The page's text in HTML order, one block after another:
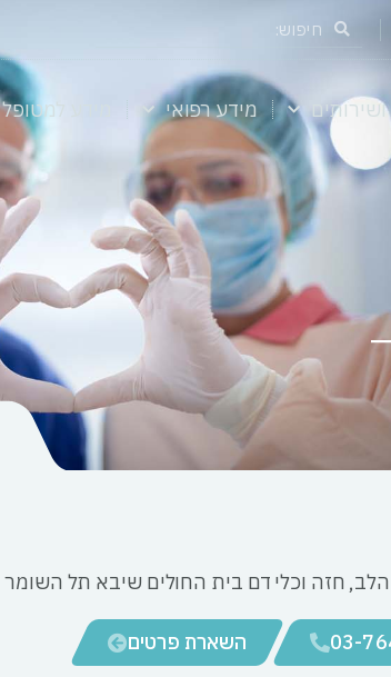
מידע רפואי מידע למטופל
חזה וכלי דם בית החולים שיבא תל השומר
03- השארת פרטים